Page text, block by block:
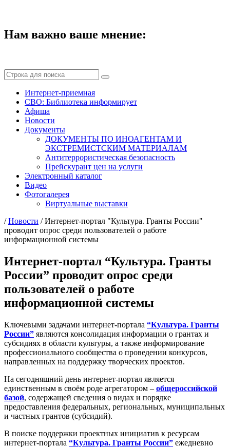
Нам важно ваше мнение:
Интернет-приемная
СВО: Библиотека информирует
Афиша
Новости
Документы
ДОКУМЕНТЫ ПО ИНОАГЕНТАМ И
ЭКСТРЕМИСТСКИМ МАТЕРИАЛАМ
Антитеррористическая безопасность
Прейскурант цен на услуги
Электронный каталог
Видео
Фотогалерея
Виртуальные выставки
/Новости /Интернет-портал "Культура. Гранты России"
проводит опрос среди пользователей о работе
информационной системы
Интернет-портал “Культура. Гранты
России” проводит опрос среди
пользователей о работе
информационной системы
Ключевыми задачами интернет-портала “Культура. Гранты
России” являются консолидация информации о грантах и
субсидиях в области культуры, а также информирование
профессионального сообщества о проведении конкурсов,
направленных на поддержку творческих проектов.
На сегодняшний день интернет-портал является
единственным в своём роде агрегатором – общероссийской
базой, содержащей сведения о видах и порядке
предоставления федеральных, региональных, муниципальных
и частных грантов (субсидий).
В поиске поддержки проектных инициатив к ресурсам
интернет-портала “Культура. Гранты России” ежедневно